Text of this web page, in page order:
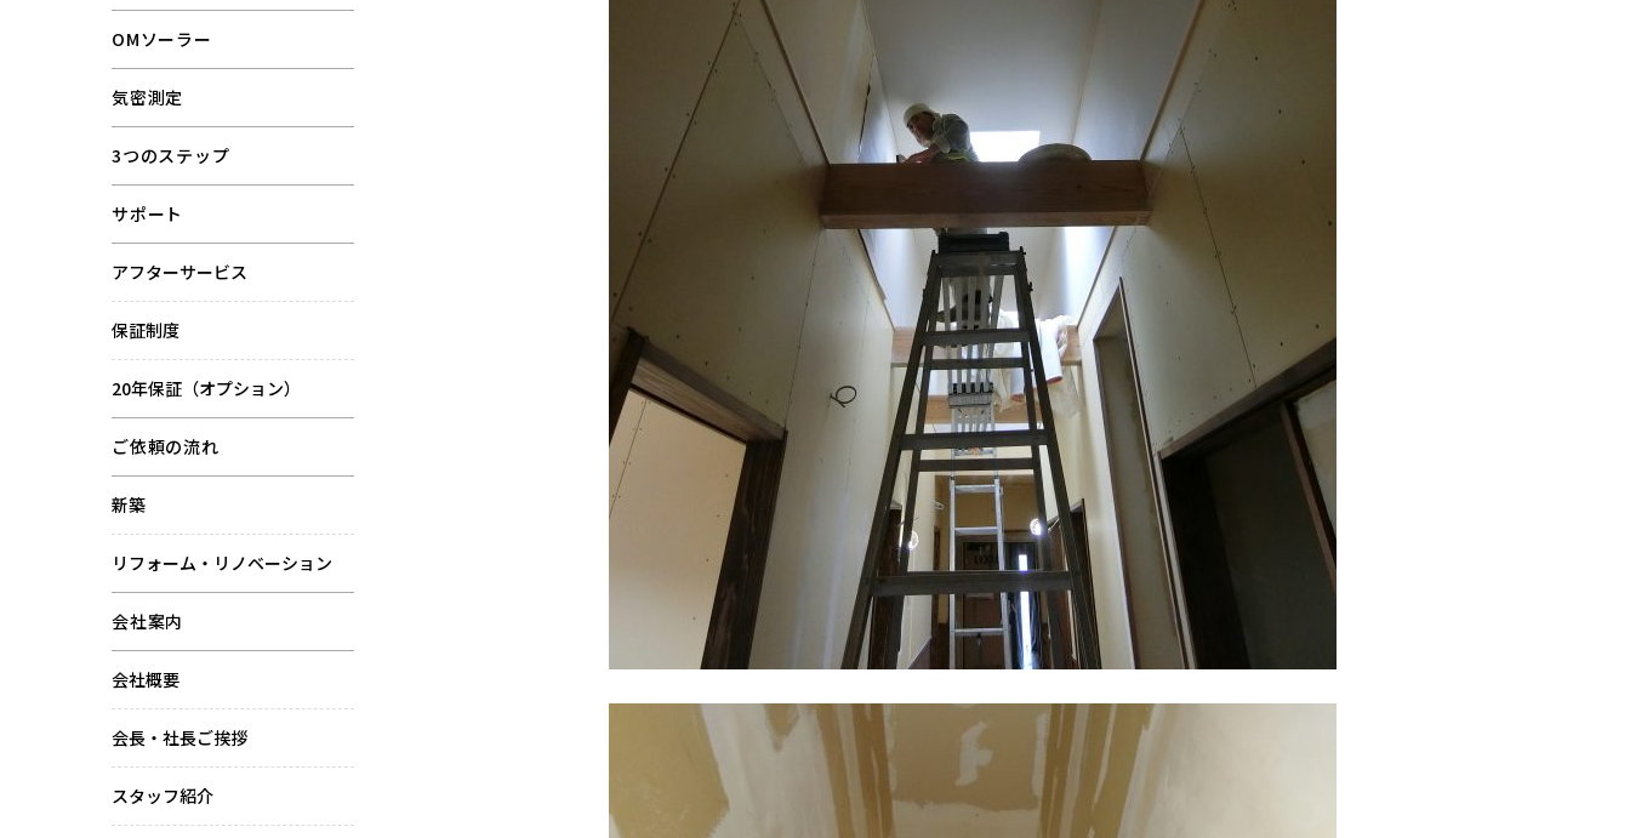
OMソーラー
気密測定
3つのステップ
サポート
アフターサービス
保証制度
20年保証（オプション）
ご依頼の流れ
新築
リフォーム・リノベーション
会社案内
会社概要
会長・社長ご挨拶
スタッフ紹介